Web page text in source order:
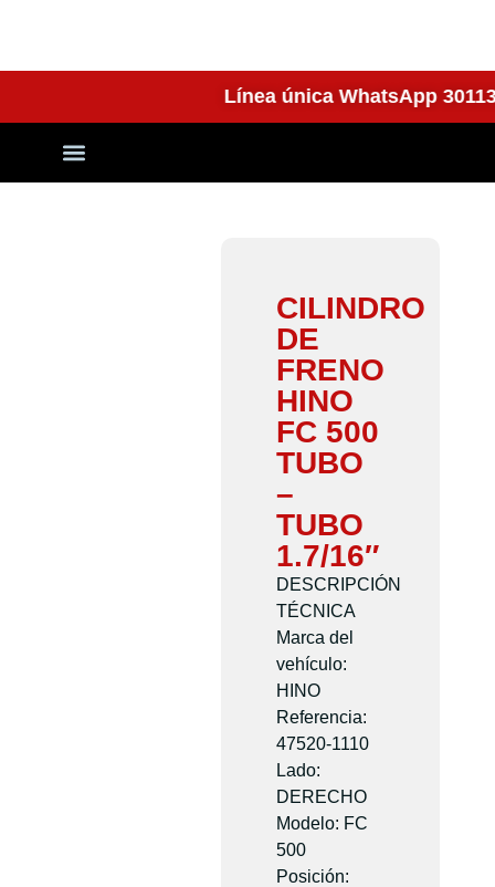
Línea única WhatsApp
CILINDRO
DE
FRENO
HINO
FC 500
TUBO
–
TUBO
1.7/16″
DESCRIPCIÓN
TÉCNICA
Marca del
vehículo:
HINO
Referencia:
47520-1110
Lado:
DERECHO
Modelo: FC
500
Posición: